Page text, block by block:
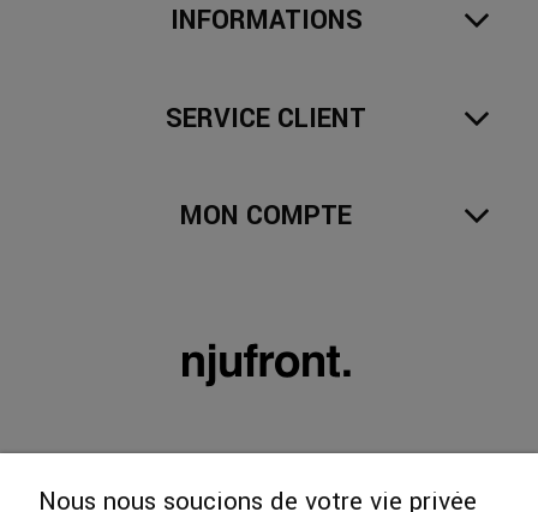
INFORMATIONS
SERVICE CLIENT
MON COMPTE
Nous nous soucions de votre vie privée